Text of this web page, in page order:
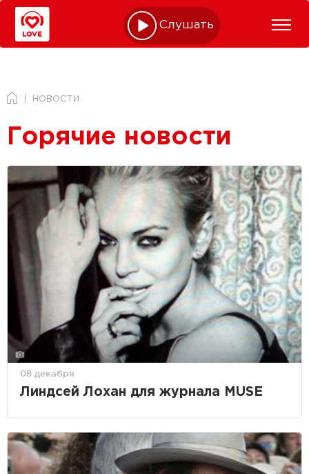
Слушать online
НОВОСТИ
Горячие новости
08 декабря
Линдсей Лохан для журнала MUSE